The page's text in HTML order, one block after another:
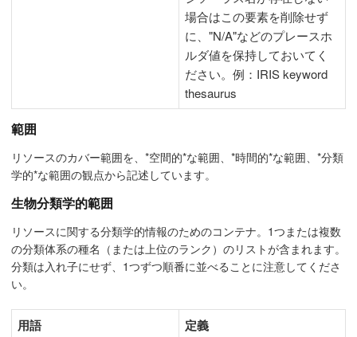
場合はこの要素を削除せず
に、"N/A"などのプレースホ
ルダ値を保持しておいてく
ださい。例：IRIS keyword
thesaurus
範囲
リソースのカバー範囲を、*空間的*な範囲、*時間的*な範囲、*分類
学的*な範囲の観点から記述しています。
生物分類学的範囲
リソースに関する分類学的情報のためのコンテナ。1つまたは複数
の分類体系の種名（または上位のランク）のリストが含まれます。
分類は入れ子にせず、1つずつ順番に並べることに注意してくださ
い。
用語 定義